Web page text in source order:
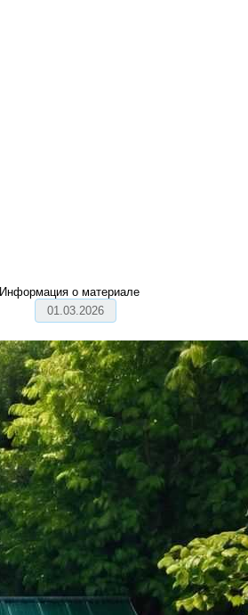
Информация о материале
01.03.2026